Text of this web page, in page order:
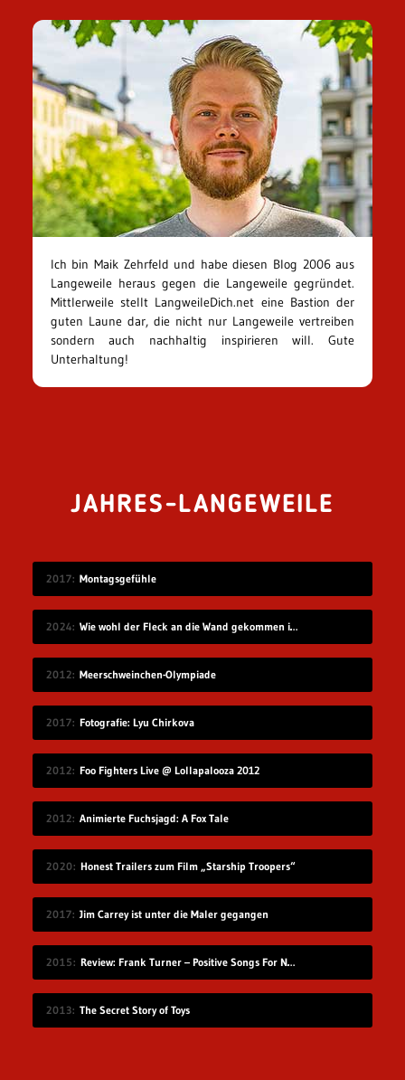
Ich bin Maik Zehrfeld und habe diesen Blog 2006 aus
Langeweile heraus gegen die Langeweile gegründet.
Mittlerweile stellt LangweileDich.net eine Bastion der
guten Laune dar, die nicht nur Langeweile vertreiben
sondern auch nachhaltig inspirieren will. Gute
Unterhaltung!
JAHRES-LANGEWEILE
2017 Montagsgefühle
2024 Wie wohl der Fleck an die Wand gekommen ist?
2012 Meerschweinchen-Olympiade
2017 Fotografie: Lyu Chirkova
2012 Foo Fighters Live @ Lollapalooza 2012
2012 Animierte Fuchsjagd: A Fox Tale
2020 Honest Trailers zum Film „Starship Troopers“
2017 Jim Carrey ist unter die Maler gegangen
2015 Review: Frank Turner – Positive Songs For Negative People
2013 The Secret Story of Toys